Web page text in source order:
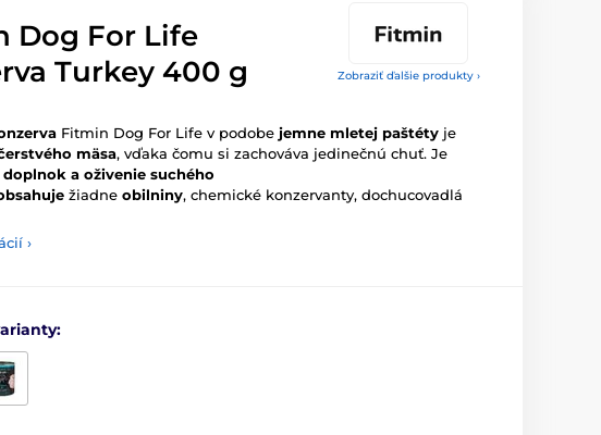
Zobraziť ďalšie produkty ›
Dog For Life
Turkey 400 g
Fitmin Dog For Life v podobe jemne mletej paštéty je
mäsa, vďaka čomu si zachováva jedinečnú chuť. Je
doplnok a oživenie suchého
žiadne obilniny, chemické konzervanty, dochucovadlá
›